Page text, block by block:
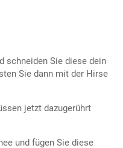
schneiden Sie diese dein
Sie dann mit der Hirse
jetzt dazugerührt
und fügen Sie diese